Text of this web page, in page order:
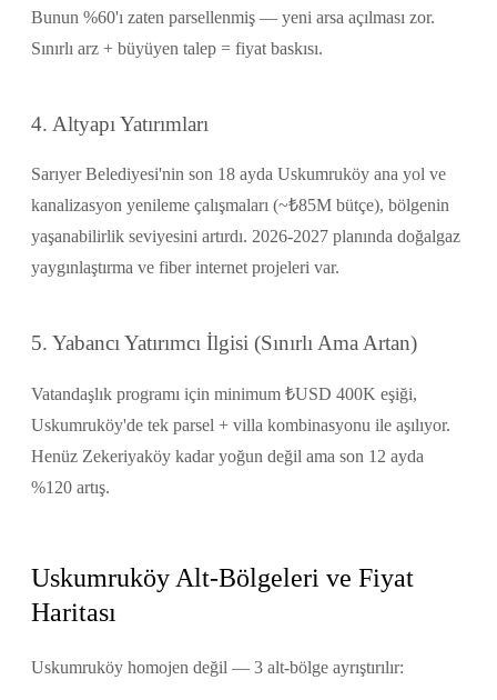
Bunun %60'ı zaten parsellenmiş — yeni arsa açılması zor.
Sınırlı arz + büyüyen talep = fiyat baskısı.
4. Altyapı Yatırımları
Sarıyer Belediyesi'nin son 18 ayda Uskumruköy ana yol ve
kanalizasyon yenileme çalışmaları (~₺85M bütçe), bölgenin
yaşanabilirlik seviyesini artırdı. 2026-2027 planında doğalgaz
yaygınlaştırma ve fiber internet projeleri var.
5. Yabancı Yatırımcı İlgisi (Sınırlı Ama Artan)
Vatandaşlık programı için minimum ₺USD 400K eşiği,
Uskumruköy'de tek parsel + villa kombinasyonu ile aşılıyor.
Henüz Zekeriyaköy kadar yoğun değil ama son 12 ayda
%120 artış.
Uskumruköy Alt-Bölgeleri ve Fiyat
Haritası
Uskumruköy homojen değil — 3 alt-bölge ayrıştırılır: